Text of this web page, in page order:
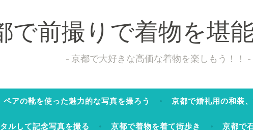
で前撮りで着物を堪能
京都で大好きな高価な着物を楽しもう！！
ペアの靴を使った魅力的な写真を撮ろう 京都で婚礼用の和装
ルして記念写真を撮る 京都で着物を着て街歩き 京都で